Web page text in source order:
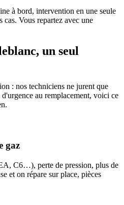
à bord, intervention en une seule
cas. Vous repartez avec une
un seul
: nos techniciens ne jurent que
au remplacement, voici ce
gaz
C6…), perte de pression, plus de
et on répare sur place, pièces